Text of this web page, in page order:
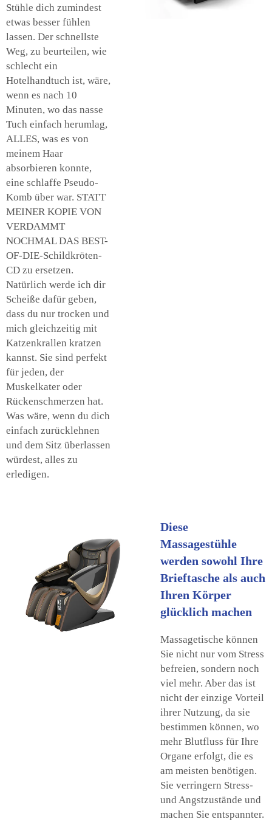
Stühle dich zumindest
etwas besser fühlen
lassen. Der schnellste
Weg, zu beurteilen, wie
schlecht ein
Hotelhandtuch ist, wäre,
wenn es nach 10
Minuten, wo das nasse
Tuch einfach herumlag,
ALLES, was es von
meinem Haar
absorbieren konnte,
eine schlaffe Pseudo-
Komb über war. STATT
MEINER KOPIE VON
VERDAMMT
NOCHMAL DAS BEST-
OF-DIE-Schildkröten-
CD zu ersetzen.
Natürlich werde ich dir
Scheiße dafür geben,
dass du nur trocken und
mich gleichzeitig mit
Katzenkrallen kratzen
kannst. Sie sind perfekt
für jeden, der
Muskelkater oder
Rückenschmerzen hat.
Was wäre, wenn du dich
einfach zurücklehnen
und dem Sitz überlassen
würdest, alles zu
erledigen.
Diese
Massagestühle
werden sowohl Ihre
Brieftasche als auch
Ihren Körper
glücklich machen
Massagetische können
Sie nicht nur vom Stress
befreien, sondern noch
viel mehr. Aber das ist
nicht der einzige Vorteil
ihrer Nutzung, da sie
bestimmen können, wo
mehr Blutfluss für Ihre
Organe erfolgt, die es
am meisten benötigen.
Sie verringern Stress-
und Angstzustände und
machen Sie entspannter.